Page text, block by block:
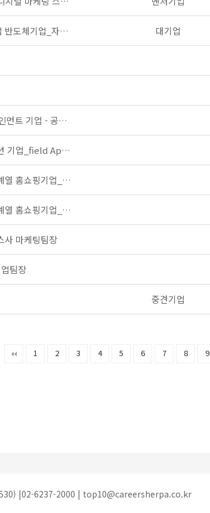
[Open Position]대기업 반도체기업_자금/공시 경력 채용 안내 대기업
[제안] Top-tier 엔터테인먼트 기업 - 공연 기획 담당자
자동화 VISION AI솔루션 기업_field Application Engineer 채용안내
[헤드헌팅 채용]대기업 계열 홈쇼핑기업_개인화 플랫폼 기획 담당 경력 채용
[헤드헌팅 채용]대기업 계열 홈쇼핑기업_Data Scientist 경력 채용
사 마케팅팀장
팀장
중견기업
1 2 3 4 5 6 7 8 9
|02-6237-2000 | top10@careersherpa.co.kr